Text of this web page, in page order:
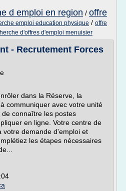
d emploi en region / offre
emploi education physique / offre
d'offres d'emploi menuisier
- Recrutement Forces
dans la Réserve, la
communiquer avec votre unité
connaître les postes
en ligne. Votre centre de
votre demande d'emploi et
les étapes nécessaires